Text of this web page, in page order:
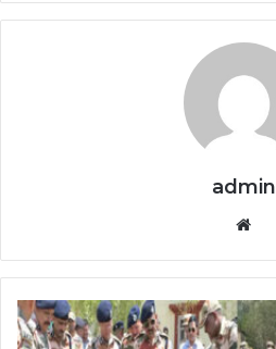
admin